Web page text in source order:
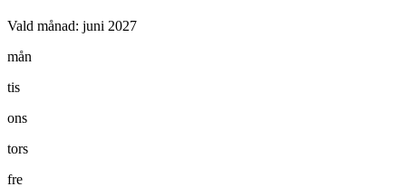
Vald månad: juni 2027
mån
tis
ons
tors
fre